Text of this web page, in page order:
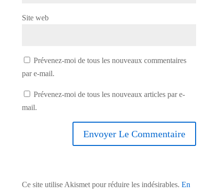
Site web
Prévenez-moi de tous les nouveaux commentaires
par e-mail.
Prévenez-moi de tous les nouveaux articles par e-
mail.
Ce site utilise Akismet pour réduire les indésirables. En